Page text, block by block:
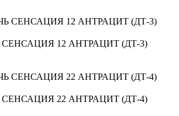
12 АНТРАЦИТ (ДТ-3)
22 АНТРАЦИТ (ДТ-4)